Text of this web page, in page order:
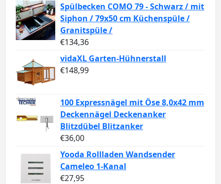
Spülbecken COMO 79 - Schwarz / mit
Siphon / 79x50 cm Küchenspüle /
Granitspüle /
€134,36
vidaXL Garten-Hühnerstall
€148,99
100 Expressnägel mit Öse 8,0x42 mm
Deckennägel Deckenanker
Blitzdübel Blitzanker
€36,00
Yooda Rollladen Wandsender
Cameleo 1-Kanal
€27,95